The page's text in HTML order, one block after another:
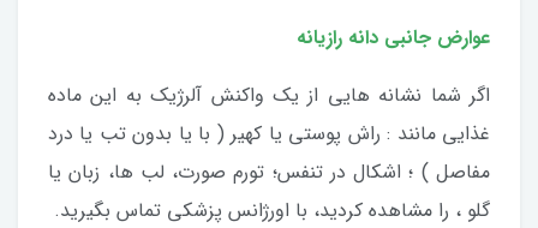
عوارض جانبی دانه رازیانه
اگر شما نشانه هایی از یک واکنش آلرژیک به این ماده
غذایی مانند : راش پوستی یا کهیر ( با یا بدون تب یا درد
مفاصل ) ؛ اشکال در تنفس؛ تورم صورت، لب ها، زبان یا
گلو ، را مشاهده کردید، با اورژانس پزشکی تماس بگیرید.